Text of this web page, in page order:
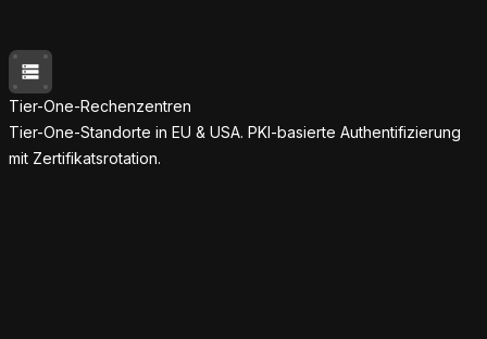
Tier-One-Rechenzentren
Tier-One-Standorte in EU & USA. PKI-basierte Authentifizierung
mit Zertifikatsrotation.